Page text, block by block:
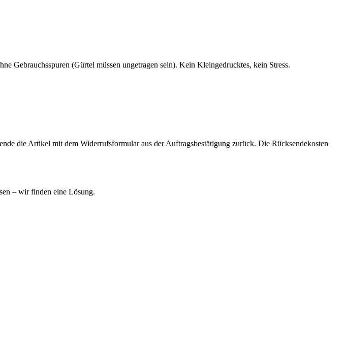
Gebrauchsspuren (Gürtel müssen ungetragen sein). Kein Kleingedrucktes, kein Stress.
die Artikel mit dem Widerrufsformular aus der Auftragsbestätigung zurück. Die Rücksendekosten
– wir finden eine Lösung.